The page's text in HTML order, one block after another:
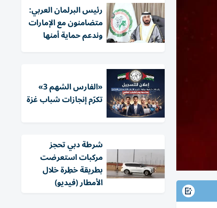
رئيس البرلمان العربي:
متضامنون مع الإمارات
وندعم حماية أمنها
«الفارس الشهم 3»
تكرّم إنجازات شباب غزة
شرطة دبي تحجز
مركبات استعرضت
بطريقة خطِرة خلال
الأمطار (فيديو)